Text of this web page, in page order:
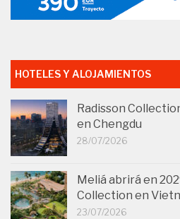
HOTELES Y ALOJAMIENTOS
Radisson
en Chengdu
28/07/2026
Meliá abrirá en
Collection en
23/07/2026